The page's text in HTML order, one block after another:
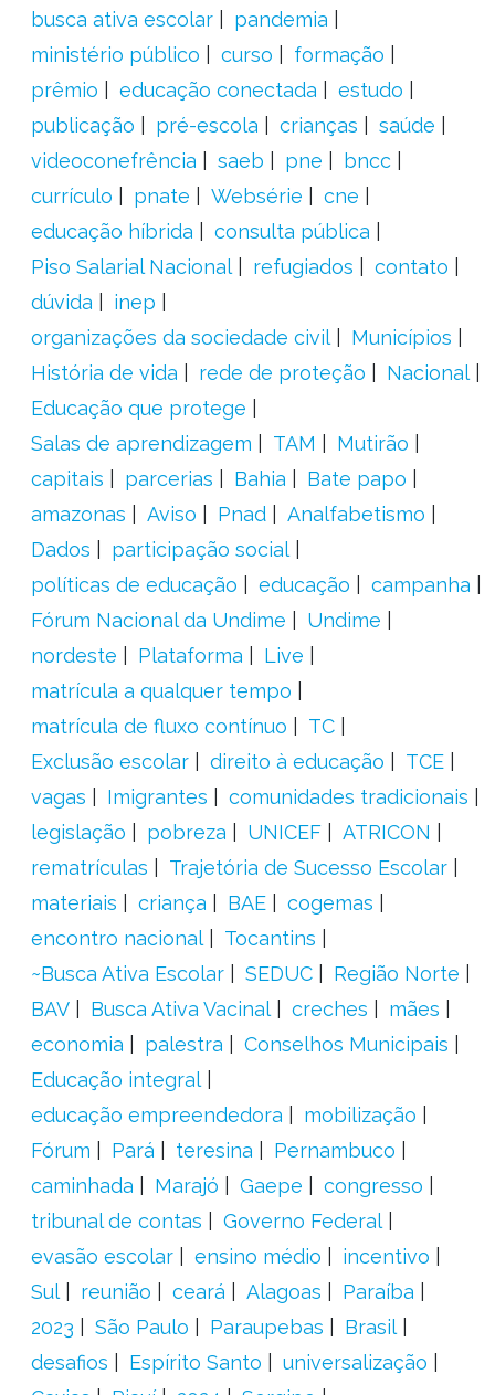
busca ativa escolar
pandemia
ministério público
curso
formação
prêmio
educação conectada
estudo
publicação
pré-escola crianças
saúde
videoconefrência
saeb pne
bncc
currículo
pnate Websérie
cne
educação híbrida
consulta pública
Piso Salarial Nacional
refugiados
contato
dúvida
inep
organizações da sociedade civil
Municípios
História de vida
rede de proteção
Nacional
Educação que protege
Salas de aprendizagem
TAM
Mutirão
capitais
parcerias Bahia
Bate papo
amazonas
Aviso Pnad
Analfabetismo
Dados
participação social
políticas de educação
educação
campanha
Fórum Nacional da Undime
Undime
nordeste
Plataforma
Live
matrícula a qualquer tempo
matrícula de fluxo contínuo
TC
Exclusão escolar
direito à educação
TCE
vagas
Imigrantes
comunidades tradicionais
legislação
pobreza UNICEF
ATRICON
rematrículas
Trajetória de Sucesso Escolar
materiais
criança BAE
cogemas
encontro nacional
Tocantins
~Busca Ativa Escolar
SEDUC
Região Norte
BAV
Busca Ativa Vacinal creches
mães
economia
palestra
Conselhos Municipais
Educação integral
educação empreendedora
mobilização
Fórum
Pará teresina
Pernambuco
caminhada
Marajó Gaepe
congresso
tribunal de contas
Governo Federal
evasão escolar
ensino médio
incentivo
Sul
reunião ceará Alagoas
Paraíba
2023
São Paulo Paraupebas
Brasil
desafios
Espírito Santo
universalização